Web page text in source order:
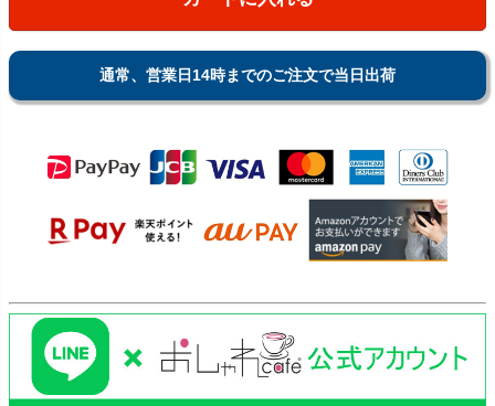
通常、営業日14時までのご注文で当日出荷